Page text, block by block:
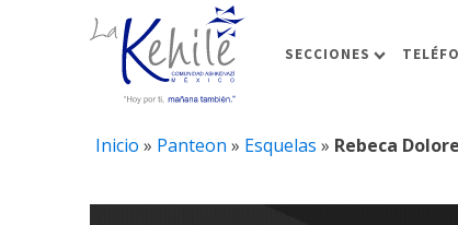
SECCIONES
Inicio » Panteon » Esquelas » Rebeca